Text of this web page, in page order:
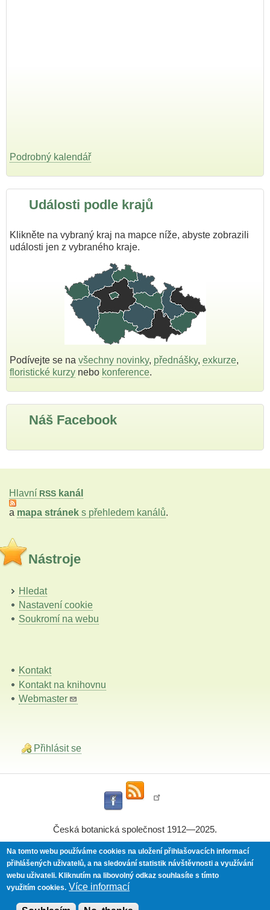
Podrobný kalendář
Události podle krajů
Klikněte na vybraný kraj na mapce níže, abyste zobrazili
události jen z vybraného kraje.
Podívejte se na všechny novinky, přednášky, exkurze,
floristické kurzy nebo konference.
Náš Facebook
Hlavní RSS kanál
a mapa stránek s přehledem kanálů.
Nástroje
Hledat
Nastavení cookie
Soukromí na webu
Kontakt
Kontakt na knihovnu
Webmaster
Přihlásit se
Česká botanická společnost 1912—2025.
Powered byDrupal
Na tomto webu používáme cookies na uložení přihlašovacích informací
přihlášených uživatelů, a na sledování statistik návštěvnosti a využívání
webu uživateli. Kliknutím na libovolný odkaz souhlasíte s tímto
využitím cookies. Více informací